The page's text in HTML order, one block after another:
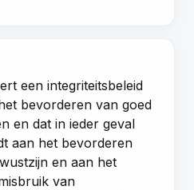
een integriteitsbeleid
bevorderen van goed
en dat in ieder geval
aan het bevorderen
en aan het
van